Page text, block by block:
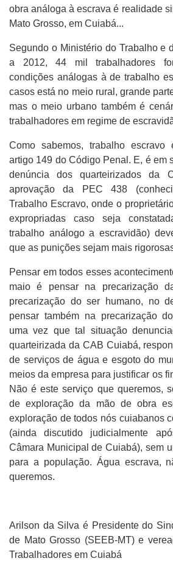
obra análoga à escrava é realidade
Mato Grosso, em Cuiabá...
Segundo o Ministério do Trabalho e
a 2012, 44 mil trabalhadores
condições análogas à de trabalho
casos está no meio rural, grande
mas o meio urbano também é
trabalhadores em regime de
Como sabemos, trabalho
artigo 149 do Código Penal. E, é em
denúncia dos quarteirizados da
aprovação da PEC 438
Trabalho Escravo, onde o
expropriadas caso seja
trabalho análogo a escravidão)
que as punições sejam mais
Pensar em todos esses
maio é pensar na precarização
precarização do ser humano, no
pensar também na precarização
uma vez que tal situação
quarteirizada da CAB Cuiabá,
de serviços de água e esgoto do
meios da empresa para justificar os
Não é este serviço que queremos,
de exploração da mão de obra
exploração de todos nós cuiabanos
(ainda discutido judicialmente
Câmara Municipal de Cuiabá), sem
para a população. Água escrava,
queremos.
Arilson da Silva é Presidente do
de Mato Grosso (SEEB-MT) e
Trabalhadores em Cuiabá